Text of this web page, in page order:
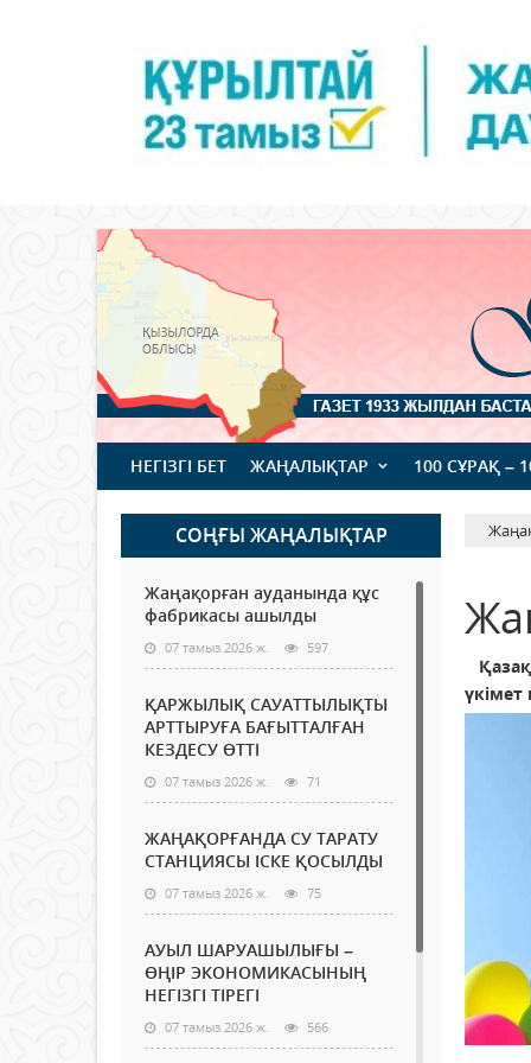
НЕГІЗГІ БЕТ ЖАҢАЛЫҚТАР 100 СҰРАҚ –
СОҢҒЫ ЖАҢАЛЫҚТАР
Жаңақорған ауданында құс
фабрикасы ашылды
07 тамыз 2026 ж. 597
ҚАРЖЫЛЫҚ САУАТТЫЛЫҚТЫ
АРТТЫРУҒА БАҒЫТТАЛҒАН
КЕЗДЕСУ ӨТТІ
07 тамыз 2026 ж. 71
ЖАҢАҚОРҒАНДА СУ ТАРАТУ
СТАНЦИЯСЫ ІСКЕ ҚОСЫЛДЫ
07 тамыз 2026 ж. 75
АУЫЛ ШАРУАШЫЛЫҒЫ –
ӨҢІР ЭКОНОМИКАСЫНЫҢ
НЕГІЗГІ ТІРЕГІ
07 тамыз 2026 ж. 566